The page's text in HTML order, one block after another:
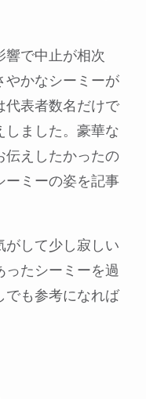
響で中止が相次
やかなシーミーが
代表者数名だけで
しました。豪華な
伝えしたかったの
ーミーの姿を記事
がして少し寂しい
ったシーミーを過
でも参考になれば